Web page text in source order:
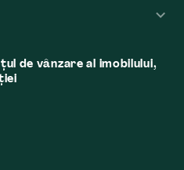
de vânzare al imobilului,